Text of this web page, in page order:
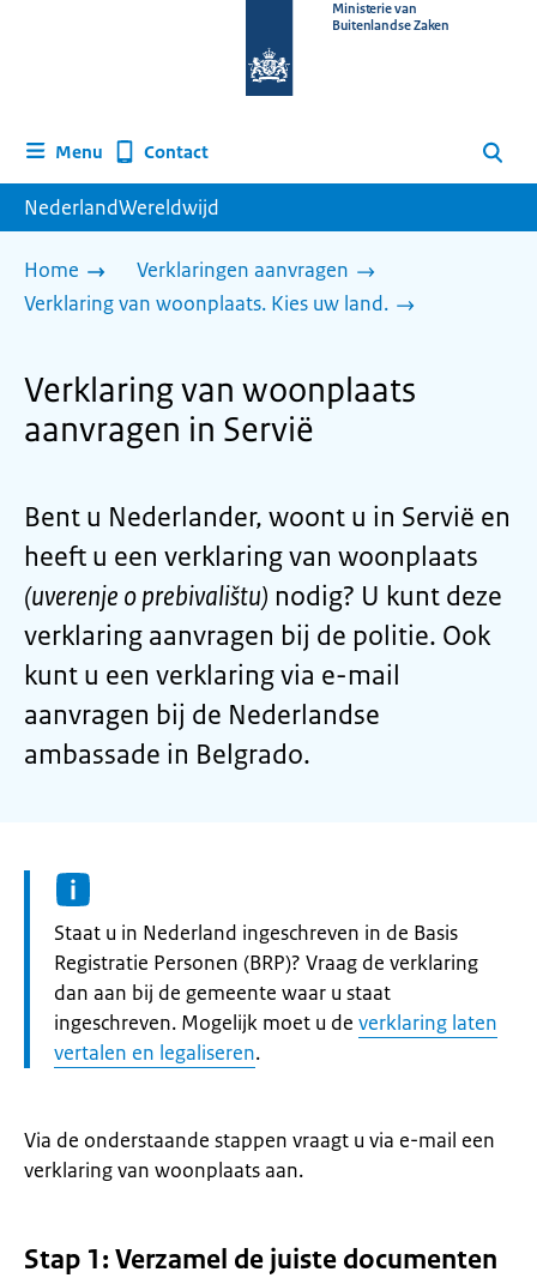
homepage
Ministerie van
Buitenlandse Zaken
Menu Contact Zoeken
NederlandWereldwijd
Home
Verklaringen aanvragen
Verklaring van woonplaats. Kies uw land.
Verklaring van woonplaats
aanvragen in Servië
Bent u Nederlander, woont u in Servië en
heeft u een verklaring van woonplaats
(uverenje o prebivalištu) nodig? U kunt deze
verklaring aanvragen bij de politie. Ook
kunt u een verklaring via e-mail
aanvragen bij de Nederlandse
ambassade in Belgrado.
Informatie:
Staat u in Nederland ingeschreven in de Basis
Registratie Personen (BRP)? Vraag de verklaring
dan aan bij de gemeente waar u staat
ingeschreven. Mogelijk moet u de verklaring laten
vertalen en legaliseren.
Via de onderstaande stappen vraagt u via e-mail een
verklaring van woonplaats aan.
Stap 1: Verzamel de juiste documenten